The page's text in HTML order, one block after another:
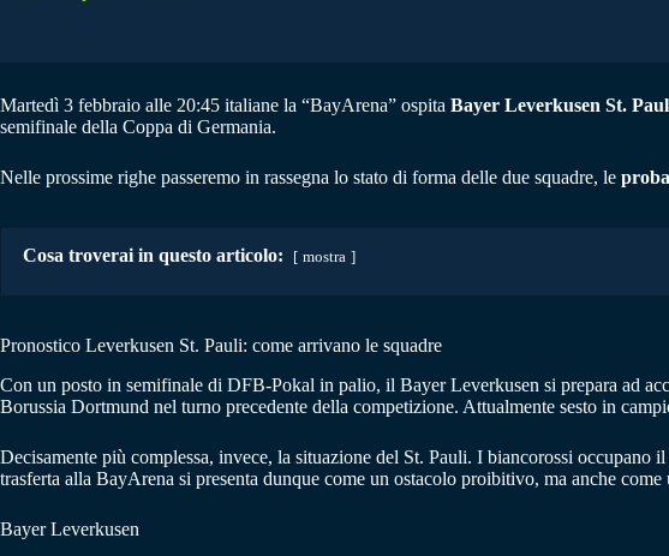
Martedì 3 febbraio alle 20:45 italiane la “BayArena” ospita Bayer Leverkusen St.
semifinale della Coppa di Germania.
Nelle prossime righe passeremo in rassegna lo stato di forma delle due squadre, le
Cosa troverai in questo articolo: mostra
Pronostico Leverkusen St. Pauli: come arrivano le squadre
Con un posto in semifinale di DFB-Pokal in palio, il Bayer Leverkusen si prepara ad
Borussia Dortmund nel turno precedente della competizione. Attualmente sesto in
Decisamente più complessa, invece, la situazione del St. Pauli. I biancorossi
trasferta alla BayArena si presenta dunque come un ostacolo proibitivo, ma anche
Bayer Leverkusen